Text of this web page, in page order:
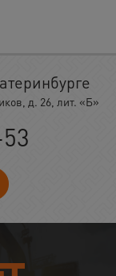
д. 26, лит. «Б»